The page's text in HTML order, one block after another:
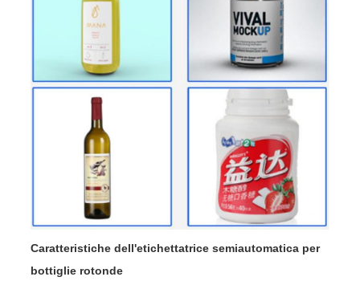
Caratteristiche dell'etichettatrice semiautomatica per
bottiglie rotonde